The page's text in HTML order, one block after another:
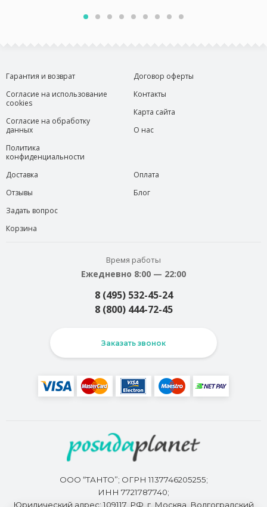
Гарантия и возврат
Согласие на использование
cookies
Согласие на обработку
данных
Политика
конфиденциальности
Договор оферты
Контакты
Карта сайта
О нас
Доставка
Отзывы
Задать вопрос
Корзина
Оплата
Блог
Время работы
Ежедневно 8:00 — 22:00
8 (495) 532-45-24
8 (800) 444-72-45
Заказать звонок
ООО “ТАНТО”; ОГРН 1137746205255;
ИНН 7721787740;
Юридический адрес: 109117, РФ, г. Москва, Волгоградский